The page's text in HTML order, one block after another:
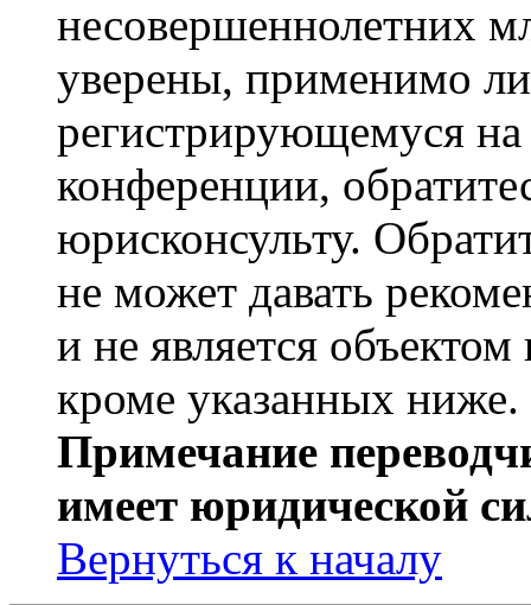
несовершеннолетних
уверены, применимо
регистрирующемуся
конференции,
юрисконсульту.
не может давать
и не является
кроме указанных ниже.
Примечание
имеет юридической
Вернуться к началу